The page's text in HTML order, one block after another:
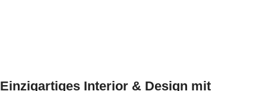
Einzigartiges Interior & Design mit